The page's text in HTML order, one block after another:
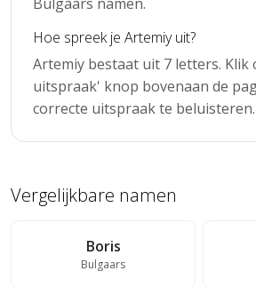
Hoe spreek je Artemiy uit?
Artemiy bestaat uit 7 letters. Klik
uitspraak' knop bovenaan de
correcte uitspraak te beluisteren.
Vergelijkbare namen
Boris
Bulgaars